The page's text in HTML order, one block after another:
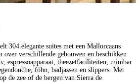
304 elegante suites met een Mallorcaans
verschillende gebouwen en beschikken
theezetfaciliteiten, minibar
föhn, badjassen en slippers. Met
de zee of de bergen van Sierra de